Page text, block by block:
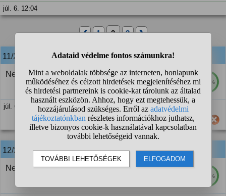
júl. 6. 12:04
❮ 1 2 3 ❯
11/22 válasza:
100%
Nem.
júl. 6. 20:20
Hasznos számodra ez a válasz?
12/22 anonim válasza:
100%
Nem. Nem érdekelnek.